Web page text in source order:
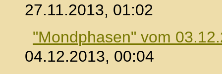
27.11.2013, 01:02
"Mondphasen" vom
04.12.2013, 00:04